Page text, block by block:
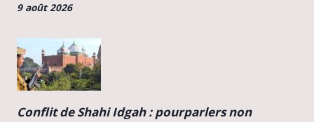
9 août 2026
Conflit de Shahi Idgah : pourparlers non